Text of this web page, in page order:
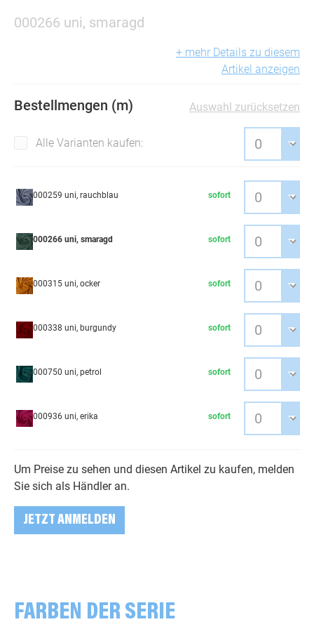
000266 uni, smaragd
+ mehr Details zu diesem
Artikel anzeigen
Bestellmengen (m) Auswahl zurücksetzen
Alle Varianten kaufen:
000259 uni, rauchblau sofort
000266 uni, smaragd sofort
000315 uni, ocker sofort
000338 uni, burgundy sofort
000750 uni, petrol sofort
000936 uni, erika sofort
Um Preise zu sehen und diesen Artikel zu kaufen, melden
Sie sich als Händler an.
JETZT ANMELDEN
FARBEN DER SERIE